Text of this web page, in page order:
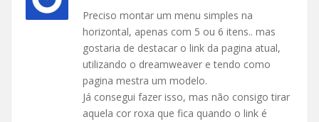
Preciso montar um menu simples na
horizontal, apenas com 5 ou 6 itens.. mas
gostaria de destacar o link da pagina atual,
utilizando o dreamweaver e tendo como
pagina mestra um modelo.
Já consegui fazer isso, mas não consigo tirar
aquela cor roxa que fica quando o link é